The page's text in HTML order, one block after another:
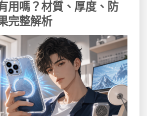
用嗎？材質、厚度、防
完整解析